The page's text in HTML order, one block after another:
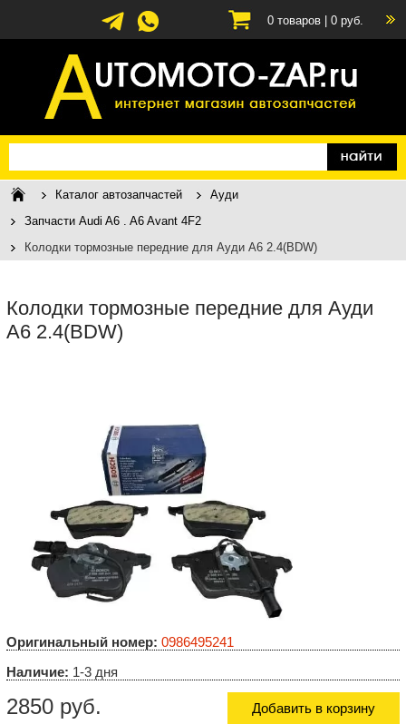
0 товаров | 0 руб.
Каталог автозапчастей
Ауди
Запчасти Audi A6 . A6 Avant 4F2
Колодки тормозные передние для Ауди A6 2.4(BDW)
Колодки тормозные передние для Ауди
A6 2.4(BDW)
Оригинальный номер: 0986495241
Наличие: 1-3 дня
2850 руб. Добавить в корзину